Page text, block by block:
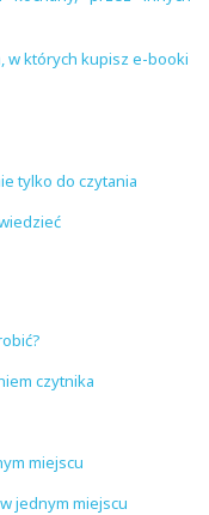
w których kupisz e-booki
tylko do czytania
czytnika
miejscu
jednym miejscu